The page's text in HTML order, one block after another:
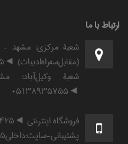
ارتباط با ما
(مقابل‌سه‌راه‌ادبیات) ◄۰۵۱۳۸۴۸۲۴۲۵
◄۰۵۱۳۸۹۳۵۷۵۵
فروشگاه اینترنتی ◄۰۵۱۳۸۴۸۲۴۲۵
پشتیبانی-سایت:داخلی۵